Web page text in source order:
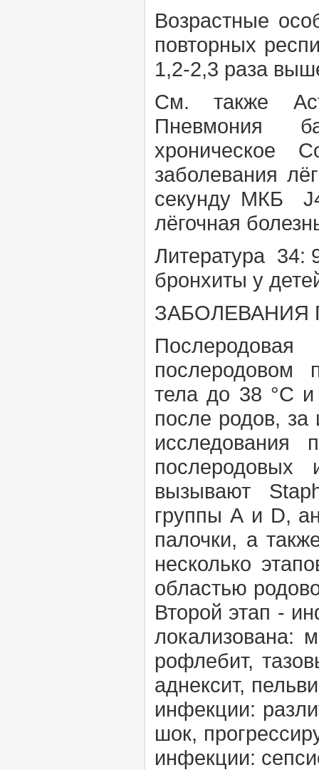
Возрастные
повторных
1,2-2,3 раза
См. также
Пневмония
хроническое
заболевания
секунду МКБ
лёгочная
Литература 34:
бронхиты у
послеродовом
тела до 38 °С
после родов,
исследования
вызывают
группы А и D,
палочки, а
несколько
областью
Второй этап -
локализована:
рофлебит,
аднексит,
инфекции:
шок,
инфекции: